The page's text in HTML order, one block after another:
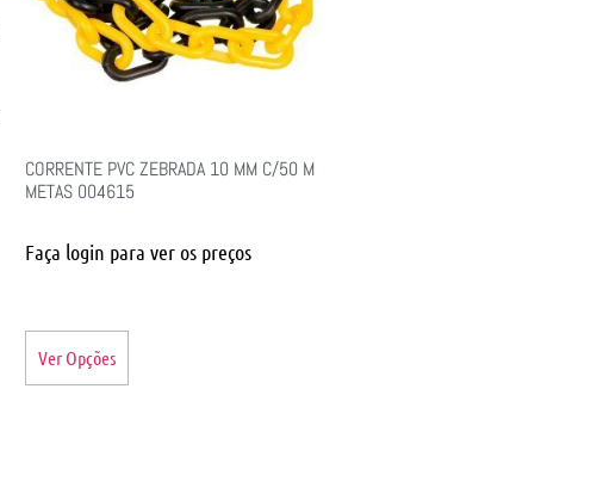
CORRENTE PVC ZEBRADA 10 MM C/50 M
METAS 004615
Faça login para ver os preços
Ver Opções